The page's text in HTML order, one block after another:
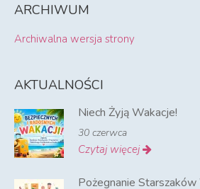
ARCHIWUM
Archiwalna wersja strony
AKTUALNOŚCI
Niech Żyją Wakacje!
30 czerwca
Czytaj więcej
Pożegnanie